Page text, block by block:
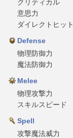
クリティカル
意思力
ダイレクトヒット
Defense
物理防御力
魔法防御力
Melee
物理攻撃力
スキルスピード
Spell
攻撃魔法威力